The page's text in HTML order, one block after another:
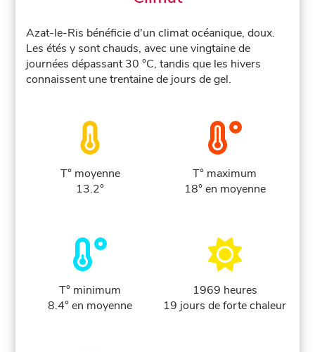
Azat-le-Ris bénéficie d'un climat océanique, doux.
Les étés y sont chauds, avec une vingtaine de
journées dépassant 30 °C, tandis que les hivers
connaissent une trentaine de jours de gel.
T° moyenne
13.2°
T° maximum
18° en moyenne
T° minimum
8.4° en moyenne
1969 heures
19 jours de forte chaleur